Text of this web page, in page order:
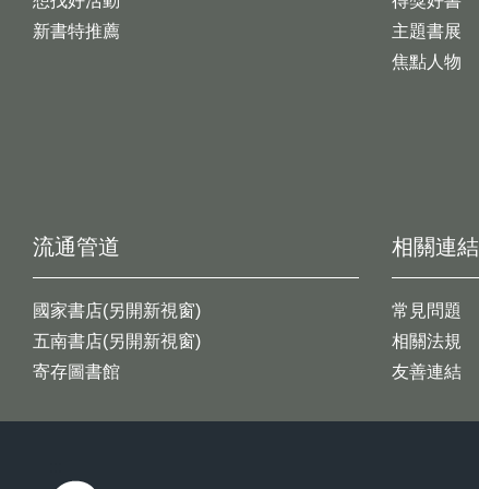
新書特推薦
主題書展
焦點人物
流通管道
國家書店(另開新視窗)
五南書店(另開新視窗)
寄存圖書館
相關連結
常見問題
相關法規
友善連結